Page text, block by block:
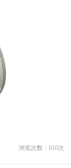
浏览次数： 610次